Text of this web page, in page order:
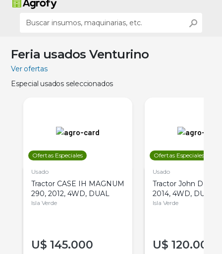
Feria usados Venturino
Ver ofertas
Especial usados seleccionados
Ofertas Especiales
Usado
Tractor CASE IH MAGNUM
290, 2012, 4WD, DUAL
Isla Verde
U$ 145.000
Ofertas Especiales
Usado
Tractor John Deere
2014, 4WD, DUAL
Isla Verde
U$ 120.000